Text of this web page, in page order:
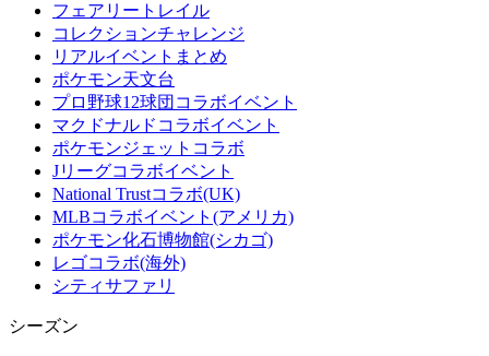
フェアリートレイル
コレクションチャレンジ
リアルイベントまとめ
ポケモン天文台
プロ野球12球団コラボイベント
マクドナルドコラボイベント
ポケモンジェットコラボ
Jリーグコラボイベント
National Trustコラボ(UK)
MLBコラボイベント(アメリカ)
ポケモン化石博物館(シカゴ)
レゴコラボ(海外)
シティサファリ
シーズン